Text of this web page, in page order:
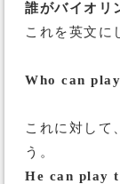
誰がバイオリ
これを英文に
Who can
これに対して
う。
He can play